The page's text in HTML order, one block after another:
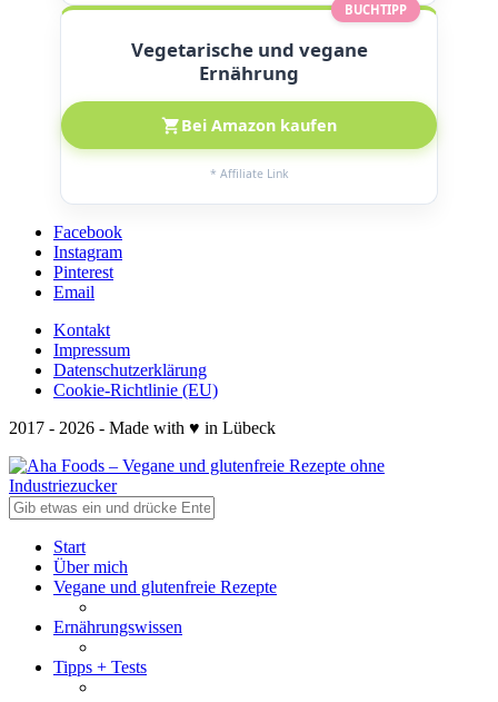
BUCHTIPP
Vegetarische und vegane
Ernährung
Bei Amazon kaufen
* Affiliate Link
Facebook
Instagram
Pinterest
Email
Kontakt
Impressum
Datenschutzerklärung
Cookie-Richtlinie (EU)
2017 - 2026 - Made with ♥ in Lübeck
Start
Über mich
Vegane und glutenfreie Rezepte
Ernährungswissen
Tipps + Tests